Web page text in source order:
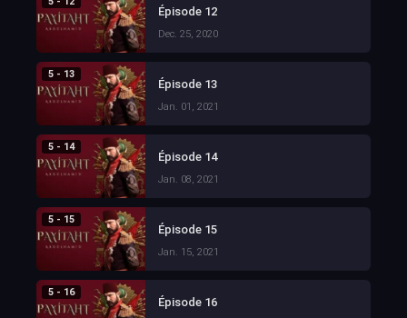
Épisode 12
Dec. 25, 2020
5 - 13
Épisode 13
Jan. 01, 2021
5 - 14
Épisode 14
Jan. 08, 2021
5 - 15
Épisode 15
Jan. 15, 2021
5 - 16
Épisode 16